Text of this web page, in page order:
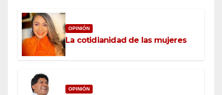
OPINIÓN
La cotidianidad de las mujeres
OPINIÓN